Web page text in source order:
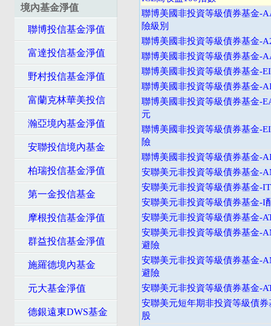
境內基金淨值
聯博投信基金淨值
富達投信基金淨值
野村投信基金淨值
富蘭克林華美投信
瀚亞境內基金淨值
安聯投信境內基金
柏瑞投信基金淨值
第一金投信基金
摩根投信基金淨值
群益投信基金淨值
施羅德境內基金
元大基金淨值
德銀遠東DWS基金
聯博美國非投資等級債券基金-
險級別
聯博美國非投資等級債券基金-
聯博美國非投資等級債券基金-
聯博美國非投資等級債券基金-
聯博美國非投資等級債券基金-
聯博美國非投資等級債券基金-
元
聯博美國非投資等級債券基金-
險
聯博美國非投資等級債券基金-
安聯美元非投資等級債券基金-
安聯美元非投資等級債券基金-
安聯美元非投資等級債券基金-I
安聯美元非投資等級債券基金-
安聯美元非投資等級債券基金-
避險
安聯美元非投資等級債券基金-
避險
安聯美元非投資等級債券基金-
安聯美元短年期非投資等級債
股